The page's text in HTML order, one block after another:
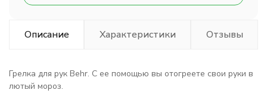
Описание Характеристики Отзывы
Грелка для рук Behr. С ее помощью вы отогреете свои руки в
лютый мороз.